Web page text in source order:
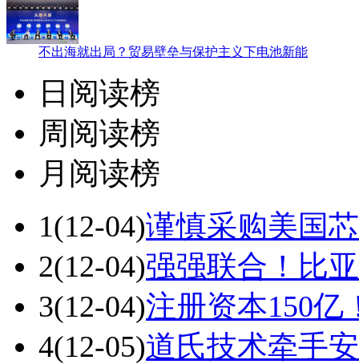
不出海就出局？贸易壁垒与保护主义下电池新能
日阅读榜
周阅读榜
月阅读榜
1(12-04)谨慎采购美国
2(12-04)强强联合！比
3(12-04)注册资本150亿
4(12-05)道氏技术牵手